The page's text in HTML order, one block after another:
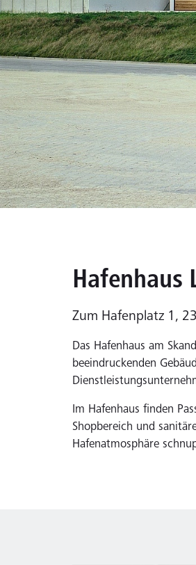
Hafenhaus
Zum Hafenplatz 1,
Das Hafenhaus am
beeindruckenden
Im Hafenhaus finden
Shopbereich und
Hafenatmosphäre